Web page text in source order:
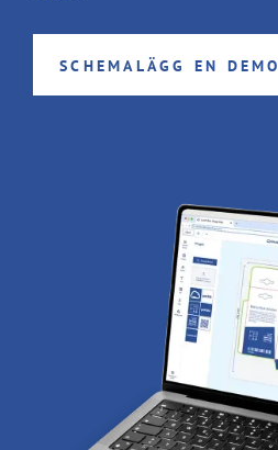
SCHEMALÄGG EN DEMO